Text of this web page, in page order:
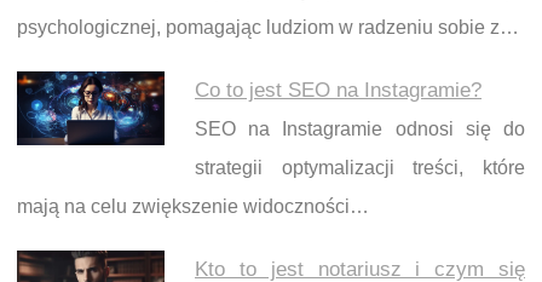
psychologicznej, pomagając ludziom w radzeniu sobie z…
Co to jest SEO na Instagramie?
SEO na Instagramie odnosi się do
strategii optymalizacji treści, które
mają na celu zwiększenie widoczności…
Kto to jest notariusz i czym się